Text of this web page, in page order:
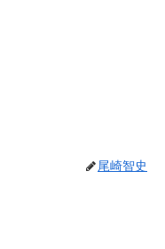
尾崎智史